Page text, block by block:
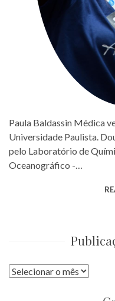
Paula Baldassin Médica
Universidade Paulista.
pelo Laboratório de
Oceanográfico -…
Publicações